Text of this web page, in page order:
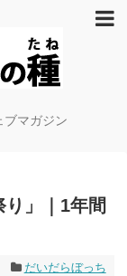
ブマガジン
」｜1年間
だいだらぼっち